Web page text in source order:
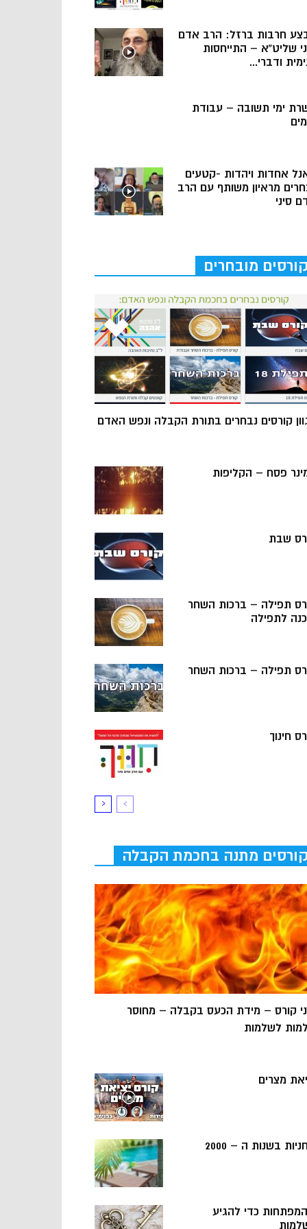
חרבות ברזל: הרב אדם
שליט”א – התייחסות
ודברי...
ימי תשובה – עבודת
אחדות ויהדות -קטעים
מראיון משותף עם הרב
סיני
קורסים מובחרים
קורסים נבחרים בתורת הקבלה ונפש האדם
פסח – הקליפות
שבת
תפילה – ברכות השחר
לתפילה
תפילה – ברכות השחר
חינוך
קורסים מתנה בחכמת הקבלה
קורס – מידת הכעס בקבלה – מחוסר
לשלמות
מצרים
בשנות ה – 2000
5 המפתחות כדי להגיע